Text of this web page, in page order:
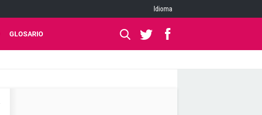
Idioma
GLOSARIO